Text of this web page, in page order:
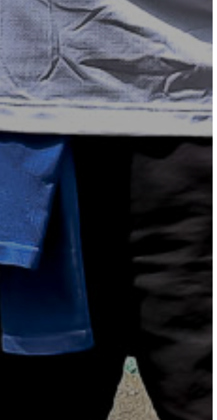
A
KÉPVISELŐ-
TESTÜLET
A
VÁROSRENDÉSZET
TÁJÉKOZTATÓK
ÁTLÁTHATÓSÁG
AZ
ÖNKORMÁNYZATI
INTÉZMÉNYEK
NYOMTATVÁNYOK
E-
ÜGYINTÉZÉS
GEOTERM-
GYÖNGYÖS